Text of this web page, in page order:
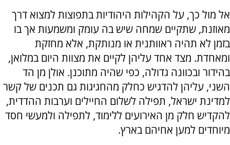
אל מול כך, על הקהילות היהודיות בתפוצות למצוא דרך
מאוזנת, שתקיים שמחה שיש בה עומק ומשמעות אך בו
בזמן לא תהיה ראוותנית או מנותקת, אלא מחזקת
ומאחדת. מצד אחד עליהן לקיים את מצוות היום במלואן,
בהידור ובכוונה גדולה, כפי שהיה מתוכנן. אולן מן הד
השני, עליהן להדגיש כחלק מהחגיגות גם תכנים של קשר
למדינת ישראל, תפילה לשלום החיילים וערבות ההדדית,
להקדיש חלק מן האירועים ללימוד, לתפילה ולמעשי חסד
מיוחדים למען אחיהם בארץ.